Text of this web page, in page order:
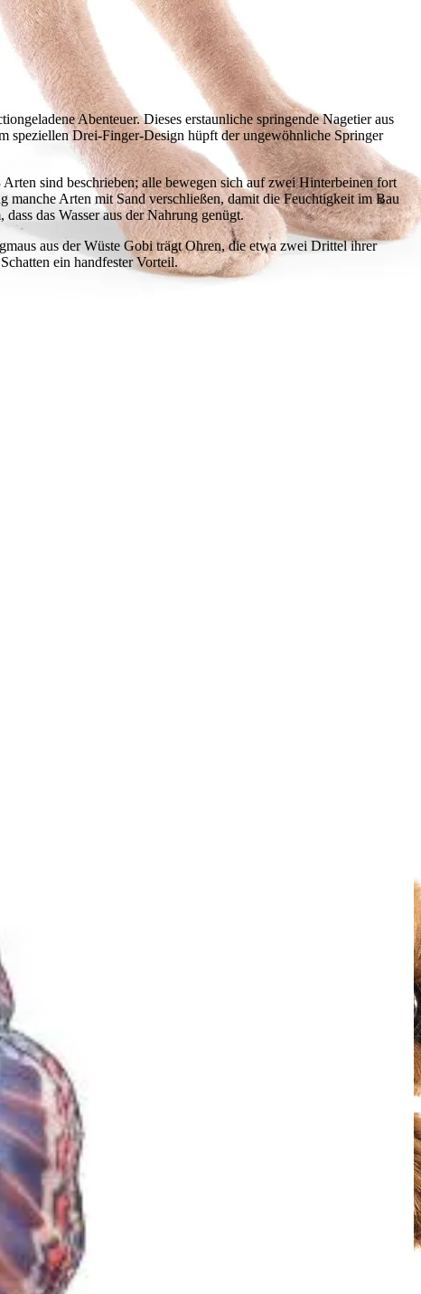
Abenteuer. Dieses erstaunliche springende Nagetier aus
speziellen Drei-Finger-Design hüpft der ungewöhnliche Springer
sind beschrieben; alle bewegen sich auf zwei Hinterbeinen fort
manche Arten mit Sand verschließen, damit die Feuchtigkeit im Bau
das Wasser aus der Nahrung genügt.
aus der Wüste Gobi trägt Ohren, die etwa zwei Drittel ihrer
ein handfester Vorteil.